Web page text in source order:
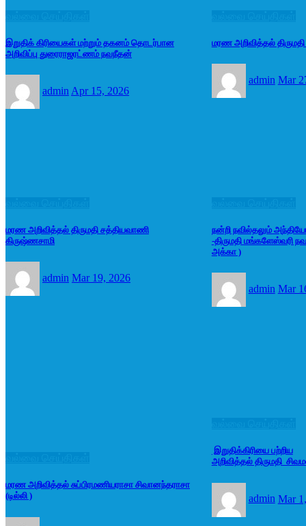
இறுதிக் கிரியைகள் மற்றும் தகனம் தொடர்பான
அறிவிப்பு துரைராஜரட்ணம் நவநீதன்
admin Apr 15, 2026
மரண அறிவித்தல்
admin Mar
மரண அறிவித்தல் திருமதி சத்தியவாணி
கிருஷ்ணசாமி
admin Mar 19, 2026
நன்றி நவில்தலும்
-திருமதி
அக்கா )
admin Mar
மரண அறிவித்தல் சுப்பிரமணியராசா சிவானந்தராசா
(டில்லி )
இறுதிக்கிரியை பற்றிய
அறிவித்தல் திருமதி
admin Mar